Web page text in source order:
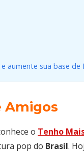
aumente sua base de
Amigos
o Tenho
pop do Brasil.